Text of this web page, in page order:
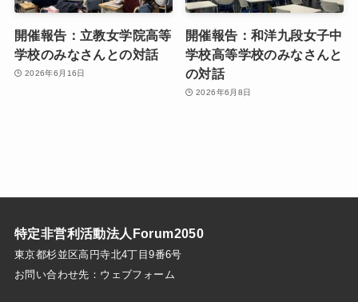
開催報告：立教女学院高等
学校のみなさんとの対話
2026年6月16日
開催報告：和洋九段女子中
学校高等学校のみなさんと
の対話
2026年6月8日
特定非営利活動法人Forum2050
東京都杉並区高円寺北4丁目9番6号
お問い合わせ先： ウェブフォーム